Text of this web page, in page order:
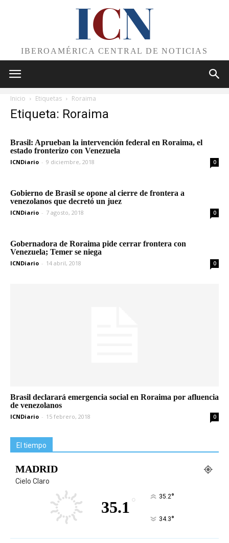
ICN
IBEROAMÉRICA CENTRAL DE NOTICIAS
Inicio Etiquetas Roraima
Etiqueta: Roraima
Brasil: Aprueban la intervención federal en Roraima, el
estado fronterizo con Venezuela
ICNDiario - 9 diciembre, 2018 0
Gobierno de Brasil se opone al cierre de frontera a
venezolanos que decretó un juez
ICNDiario - 7 agosto, 2018 0
Gobernadora de Roraima pide cerrar frontera con
Venezuela; Temer se niega
ICNDiario - 14 abril, 2018 0
Brasil declarará emergencia social en Roraima por afluencia
de venezolanos
ICNDiario - 15 febrero, 2018 0
El tiempo
MADRID
Cielo Claro
35.1 ° 35.2°
34.3°